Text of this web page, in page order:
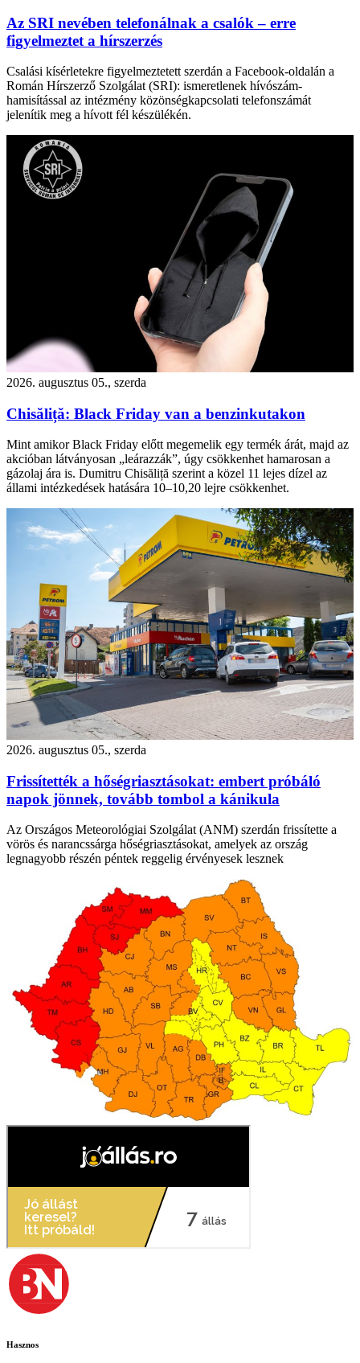
Az SRI nevében telefonálnak a csalók – erre
figyelmeztet a hírszerzés
Csalási kísérletekre figyelmeztetett szerdán a Facebook-oldalán a
Román Hírszerző Szolgálat (SRI): ismeretlenek hívószám-
hamisítással az intézmény közönségkapcsolati telefonszámát
jelenítik meg a hívott fél készülékén.
2026. augusztus 05., szerda
Chisăliță: Black Friday van a benzinkutakon
Mint amikor Black Friday előtt megemelik egy termék árát, majd az
akcióban látványosan „leárazzák”, úgy csökkenhet hamarosan a
gázolaj ára is. Dumitru Chisăliță szerint a közel 11 lejes dízel az
állami intézkedések hatására 10–10,20 lejre csökkenhet.
2026. augusztus 05., szerda
Frissítették a hőségriasztásokat: embert próbáló
napok jönnek, tovább tombol a kánikula
Az Országos Meteorológiai Szolgálat (ANM) szerdán frissítette a
vörös és narancssárga hőségriasztásokat, amelyek az ország
legnagyobb részén péntek reggelig érvényesek lesznek
Hasznos